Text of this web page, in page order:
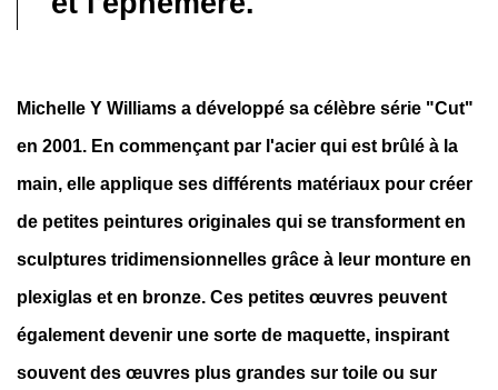
Michelle Y Williams a développé sa célèbre série "Cut"
en 2001. En commençant par l'acier qui est brûlé à la
main, elle applique ses différents matériaux pour créer
de petites peintures originales qui se transforment en
sculptures tridimensionnelles grâce à leur monture en
plexiglas et en bronze. Ces petites œuvres peuvent
également devenir une sorte de maquette, inspirant
souvent des œuvres plus grandes sur toile ou sur